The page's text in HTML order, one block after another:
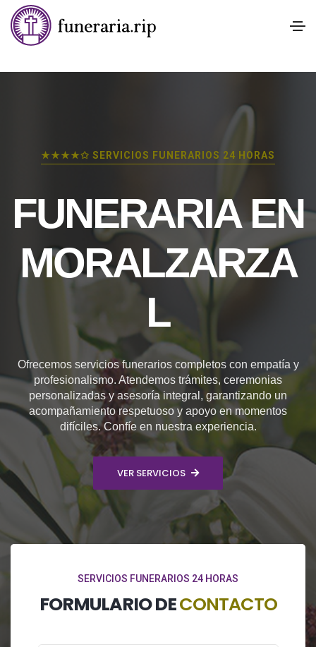
★★★★✩ SERVICIOS FUNERARIOS 24 HORAS
FUNERARIA EN
MORALZARZA
L
Ofrecemos servicios funerarios completos con empatía y
profesionalismo. Atendemos trámites, ceremonias
personalizadas y asesoría integral, garantizando un
acompañamiento respetuoso y apoyo en momentos
difíciles. Confíe en nuestra experiencia.
VER SERVICIOS
SERVICIOS FUNERARIOS 24 HORAS
FORMULARIO DECONTACTO